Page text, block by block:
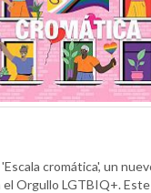
cromática', un
el Orgullo LGTBIQ+.